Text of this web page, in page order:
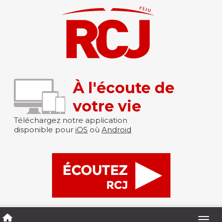
À l'écoute de
votre vie
Téléchargez notre application
disponible pour iOS où Android